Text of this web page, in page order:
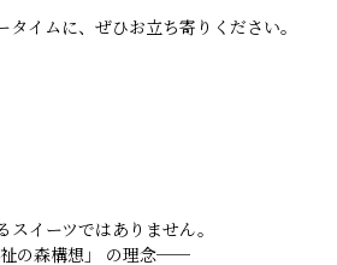
イムに、ぜひお立ち寄りください。
イーツではありません。
の森構想」 の理念──